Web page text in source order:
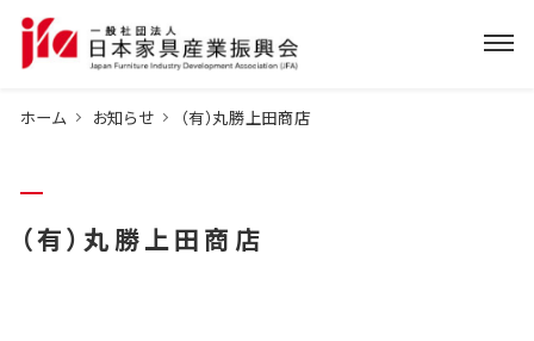
ホーム お知らせ （有）丸勝上田商店
（有）丸勝上田商店